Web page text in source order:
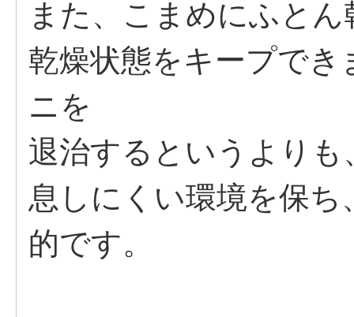
また、こまめにふと
乾燥状態をキープで
ニを
退治するというより
息しにくい環境を保
的です。